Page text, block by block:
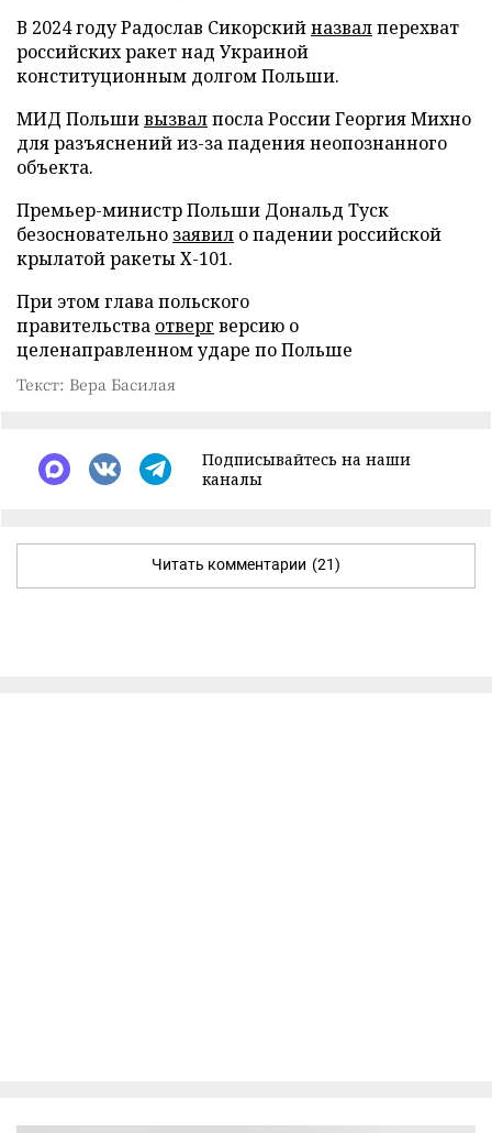
В 2024 году Радослав Сикорскийназвалперехват
российских ракет над Украиной
конституционным долгом Польши.
МИД Польшивызвалпосла России Георгия Михно
для разъяснений из-за падения неопознанного
объекта.
Премьер-министр Польши Дональд Туск
безосновательно заявил о падении российской
крылатой ракеты Х-101.
При этом глава польского
правительства отверг версию о
целенаправленном ударе по Польше
Текст: Вера Басилая
Подписывайтесь на наши
каналы
Читать комментарии (21)